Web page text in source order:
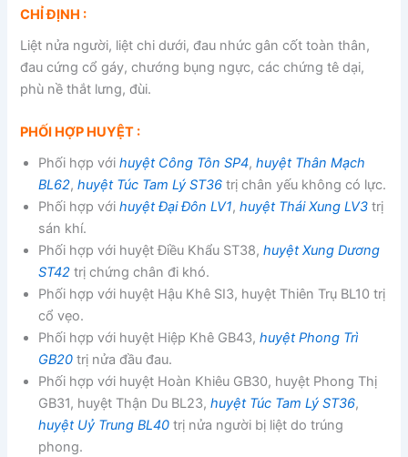
CHỈ ĐỊNH :
Liệt nửa người, liệt chi dưới, đau nhức gân cốt toàn thân,
đau cứng cổ gáy, chướng bụng ngực, các chứng tê dại,
phù nề thắt lưng, đùi.
PHỐI HỢP HUYỆT :
Phối hợp vớihuyệt Công Tôn SP4,huyệt Thân Mạch
BL62,huyệt Túc Tam Lý ST36trị chân yếu không có lực.
Phối hợp vớihuyệt Đại Đôn LV1,huyệt Thái Xung LV3 trị
sán khí.
Phối hợp với huyệt Điều Khẩu ST38,huyệt Xung Dương
ST42 trị chứng chân đi khó.
Phối hợp với huyệt Hậu Khê SI3, huyệt Thiên Trụ BL10 trị
cổ vẹo.
Phối hợp với huyệt Hiệp Khê GB43,huyệt Phong Trì
GB20 trị nửa đầu đau.
Phối hợp với huyệt Hoàn Khiêu GB30, huyệt Phong Thị
GB31, huyệt Thận Du BL23,huyệt Túc Tam Lý ST36,
huyệt Uỷ Trung BL40 trị nửa người bị liệt do trúng
phong.